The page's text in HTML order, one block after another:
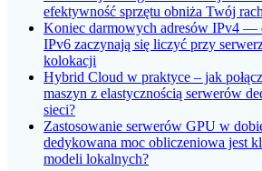
efektywność sprzętu obniża Twój
Koniec darmowych adresów IPv4 —
IPv6 zaczynają się liczyć przy
kolokacji
Hybrid Cloud w praktyce – jak
maszyn z elastycznością serwerów
sieci?
Zastosowanie serwerów GPU w
dedykowana moc obliczeniowa jest
modeli lokalnych?